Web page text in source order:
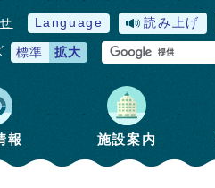
Language 読み上げ
標準 拡大
報 施設案内